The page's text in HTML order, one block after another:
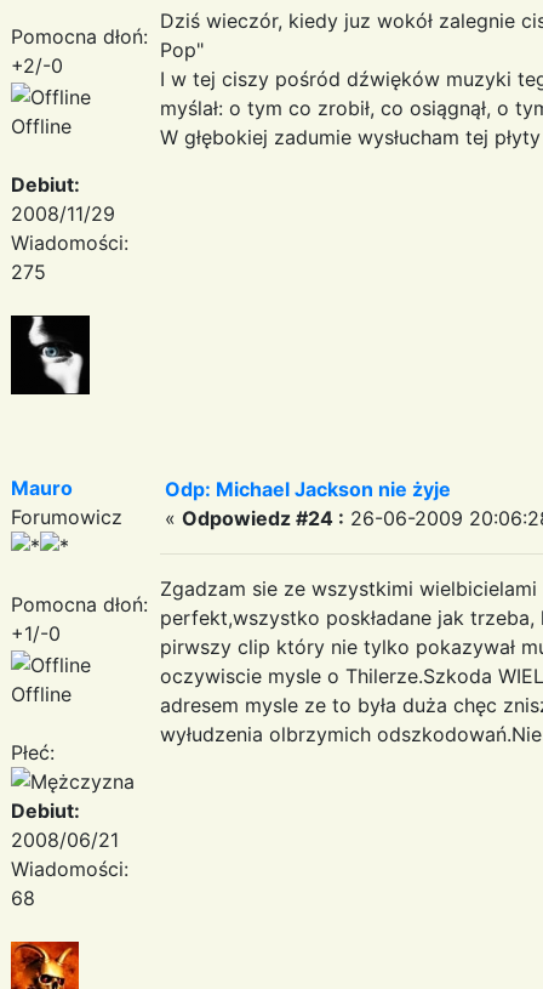
Pomocna dłoń:
+2/-0
Offline
Debiut:
2008/11/29
Wiadomości:
275
Dziś wieczór, kiedy juz wokół zalegnie
Pop"
I w tej ciszy pośród dźwięków muzyki
myślał: o tym co zrobił, co osiągnął, o
W głębokiej zadumie wysłucham tej
Mauro
Forumowicz
Pomocna dłoń:
+1/-0
Offline
Płeć:
Debiut:
2008/06/21
Wiadomości:
68
Odp: Michael Jackson nie żyje
« Odpowiedz #24 : 26-06-2009
Zgadzam sie ze wszystkimi
perfekt,wszystko poskładane jak
pirwszy clip który nie tylko pokazywał
oczywiscie mysle o Thilerze.Szkoda
adresem mysle ze to była duża chęc
wyłudzenia olbrzymich